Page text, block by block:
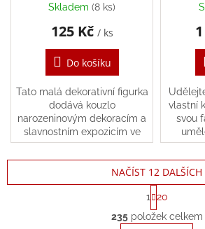
Skladem (8 ks)
125 Kč / ks
Do košíku
Tato malá dekorativní figurka
dodává kouzlo
narozeninovým dekoracím a
slavnostním expozicím ve
zvláštní dny.
vlastní
svou
O
v
NAČÍST 12 DALŠÍCH
S
t
r
á
1 20
235položek celkem